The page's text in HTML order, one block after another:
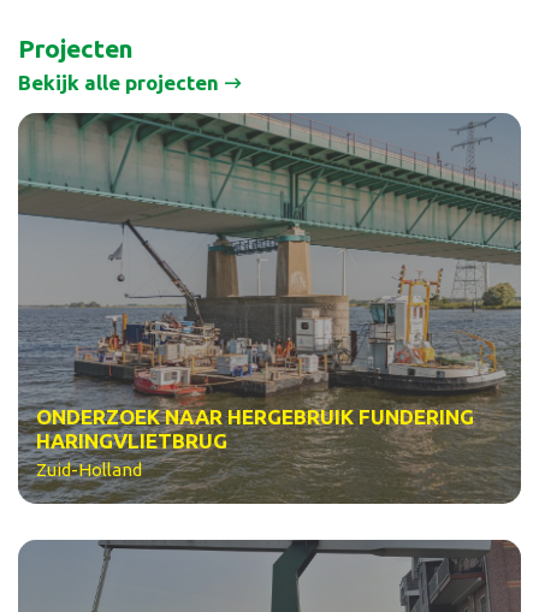
Projecten
Bekijk alle projecten
ONDERZOEK NAAR HERGEBRUIK FUNDERING
HARINGVLIETBRUG
Zuid-Holland